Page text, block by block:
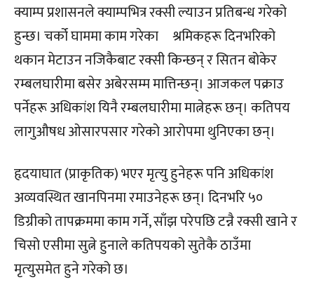
क्याम्प प्रशासनले क्याम्पभित्र रक्सी ल्याउन प्रतिबन्ध गरेको
हुन्छ। चर्को घाममा काम गरेका श्रमिकहरू दिनभरिको
थकान मेटाउन नजिकैबाट रक्सी किन्छन् र सितन बोकेर
रम्बलघारीमा बसेर अबेरसम्म मात्तिन्छन्। आजकल पक्राउ
पर्नेहरू अधिकांश यिनै रम्बलघारीमा मात्नेहरू छन्। कतिपय
लागुऔषध ओसारपसार गरेको आरोपमा थुनिएका छन्।
हृदयाघात (प्राकृतिक) भएर मृत्‍यु हुनेहरू पनि अधिकांश
अव्यवस्थित खानपिनमा रमाउनेहरू छन्। दिनभरि ५०
डिग्रीको तापक्रममा काम गर्ने, साँझ परेपछि टन्नै रक्सी खाने र
चिसो एसीमा सुत्ने हुनाले कतिपयको सुतेकै ठाउँमा
मृत्‍युसमेत हुने गरेको छ।